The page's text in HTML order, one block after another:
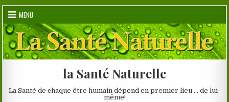
Skip
content
MENU
la Santé Naturelle
La Santé de chaque être humain dépend en premier lieu … de lui-
même!